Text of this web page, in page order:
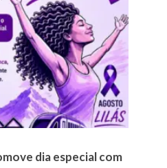
dia especial com